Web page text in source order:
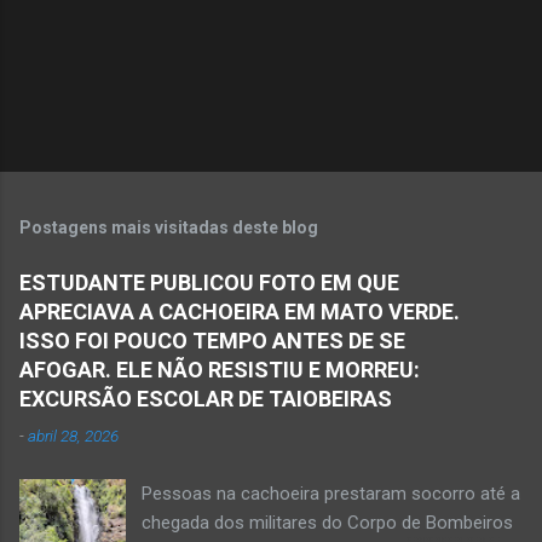
Postagens mais visitadas deste blog
ESTUDANTE PUBLICOU FOTO EM QUE
APRECIAVA A CACHOEIRA EM MATO VERDE.
ISSO FOI POUCO TEMPO ANTES DE SE
AFOGAR. ELE NÃO RESISTIU E MORREU:
EXCURSÃO ESCOLAR DE TAIOBEIRAS
-abril 28, 2026
Pessoas na cachoeira prestaram socorro até a
chegada dos militares do Corpo de Bombeiros